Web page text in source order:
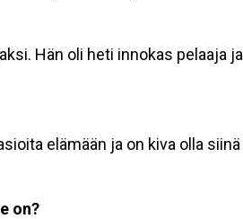
Hän oli heti innokas pelaaja ja
elämään ja on kiva olla siinä
on?